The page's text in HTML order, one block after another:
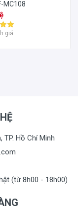
MC108
giá
TP. Hồ Chí Minh
(từ 8h00 - 18h00)